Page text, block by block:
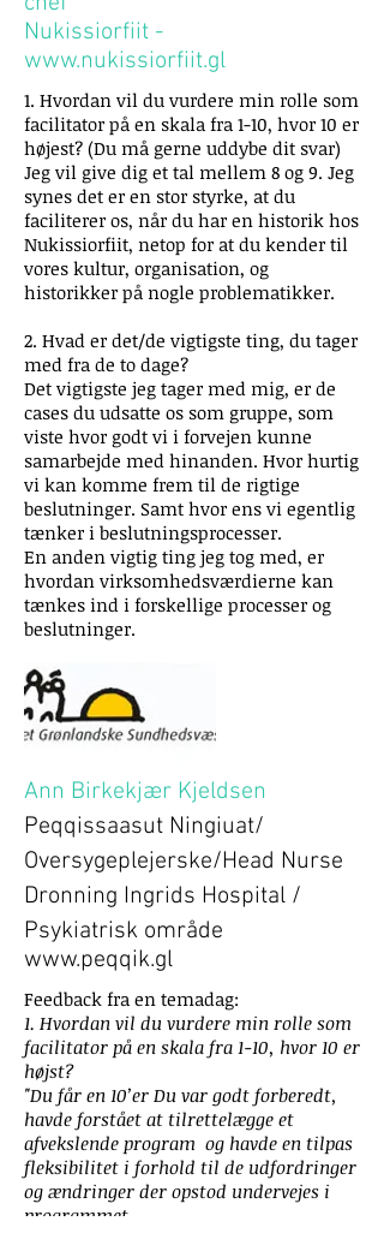
Nukissiorfiit -
www.nukissiorfiit.gl
1. Hvordan vil du vurdere min rolle som
facilitator på en skala fra 1-10, hvor 10 er
højest? (Du må gerne uddybe dit svar)
Jeg vil give dig et tal mellem 8 og 9. Jeg
synes det er en stor styrke, at du
faciliterer os, når du har en historik hos
Nukissiorfiit, netop for at du kender til
vores kultur, organisation, og
historikker på nogle problematikker.
2. Hvad er det/de vigtigste ting, du tager
med fra de to dage?
Det vigtigste jeg tager med mig, er de
cases du udsatte os som gruppe, som
viste hvor godt vi i forvejen kunne
samarbejde med hinanden. Hvor hurtig
vi kan komme frem til de rigtige
beslutninger. Samt hvor ens vi egentlig
tænker i beslutningsprocesser.
En anden vigtig ting jeg tog med, er
hvordan virksomhedsværdierne kan
tænkes ind i forskellige processer og
beslutninger.
Ann Birkekjær Kjeldsen
Peqqissaasut Ningiuat/
Oversygeplejerske/Head Nurse
Dronning Ingrids Hospital /
Psykiatrisk område
www.peqqik.gl
Feedback fra en temadag:
1. Hvordan vil du vurdere min rolle som
facilitator på en skala fra 1-10, hvor 10 er
højst?
"Du får en 10’er Du var godt forberedt,
havde forstået at tilrettelægge et
afvekslende program og havde en tilpas
fleksibilitet i forhold til de udfordringer
og ændringer der opstod undervejes i
programmet.